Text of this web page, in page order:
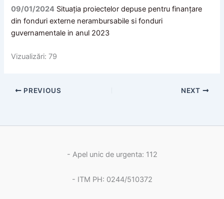
09/01/2024 Situația proiectelor depuse pentru finanțare
din fonduri externe nerambursabile si fonduri
guvernamentale in anul 2023
Vizualizări: 79
PREVIOUS NEXT
- Apel unic de urgenta: 112
- ITM PH: 0244/510372